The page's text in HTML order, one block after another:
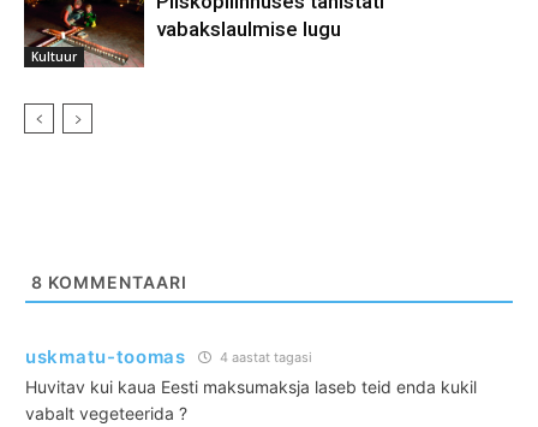
Kultuur
vabakslaulmise lugu
8 KOMMENTAARI
uskmatu-toomas 4 aastat tagasi
Huvitav kui kaua Eesti maksumaksja laseb teid enda kukil
vabalt vegeteerida ?